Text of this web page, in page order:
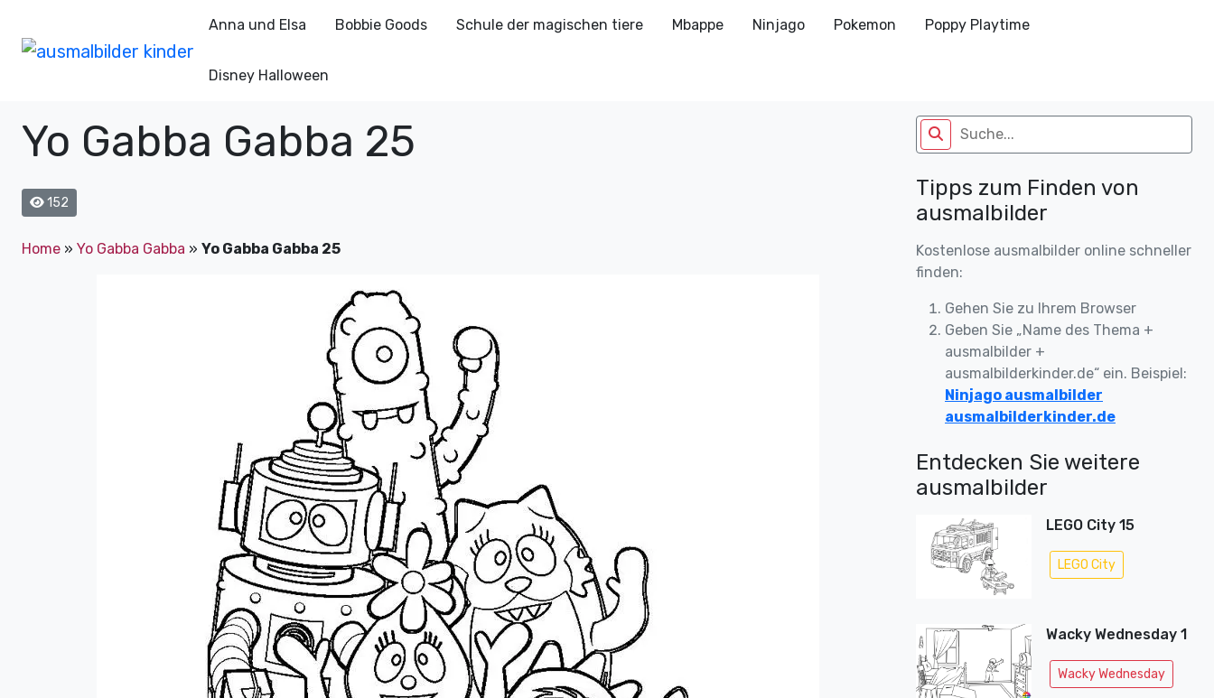
Anna und Elsa Bobbie Goods Schule der magischen tiere Mbappe Ninjago Pokemon Poppy Playtime
Disney Halloween
Yo Gabba Gabba 25
152
Home » Yo Gabba Gabba » Yo Gabba Gabba 25
Tipps zum Finden von
ausmalbilder
Kostenlose ausmalbilder online schneller
finden:
Gehen Sie zu Ihrem Browser
Geben Sie „Name des Thema +
ausmalbilder +
ausmalbilderkinder.de“ ein. Beispiel:
Ninjago ausmalbilder
ausmalbilderkinder.de
Entdecken Sie weitere
ausmalbilder
LEGO City 15
LEGO City
Wacky Wednesday 1
Wacky Wednesday